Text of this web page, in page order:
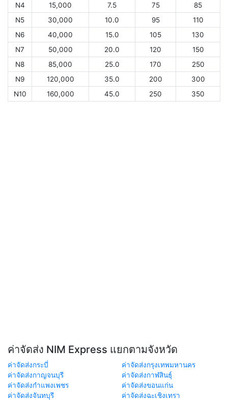
N4
15,000 7.5 75
85
N5
30,000 10.0 95
110
N6
40,000 15.0 105
130
N7
50,000 20.0 120
150
N8
85,000 25.0 170
250
N9
120,000 35.0 200
300
N10
160,000 45.0 250 350
ค่าจัดส่ง NIM Express แยกตามจังหวัด
ค่าจัดส่งกระบี่
ค่าจัดส่งกรุงเทพมหานคร
ค่าจัดส่งกาญจนบุรี
ค่าจัดส่งกาฬสินธุ์
ค่าจัดส่งกำแพงเพชร
ค่าจัดส่งขอนแก่น
ค่าจัดส่งจันทบุรี
ค่าจัดส่งฉะเชิงเทรา